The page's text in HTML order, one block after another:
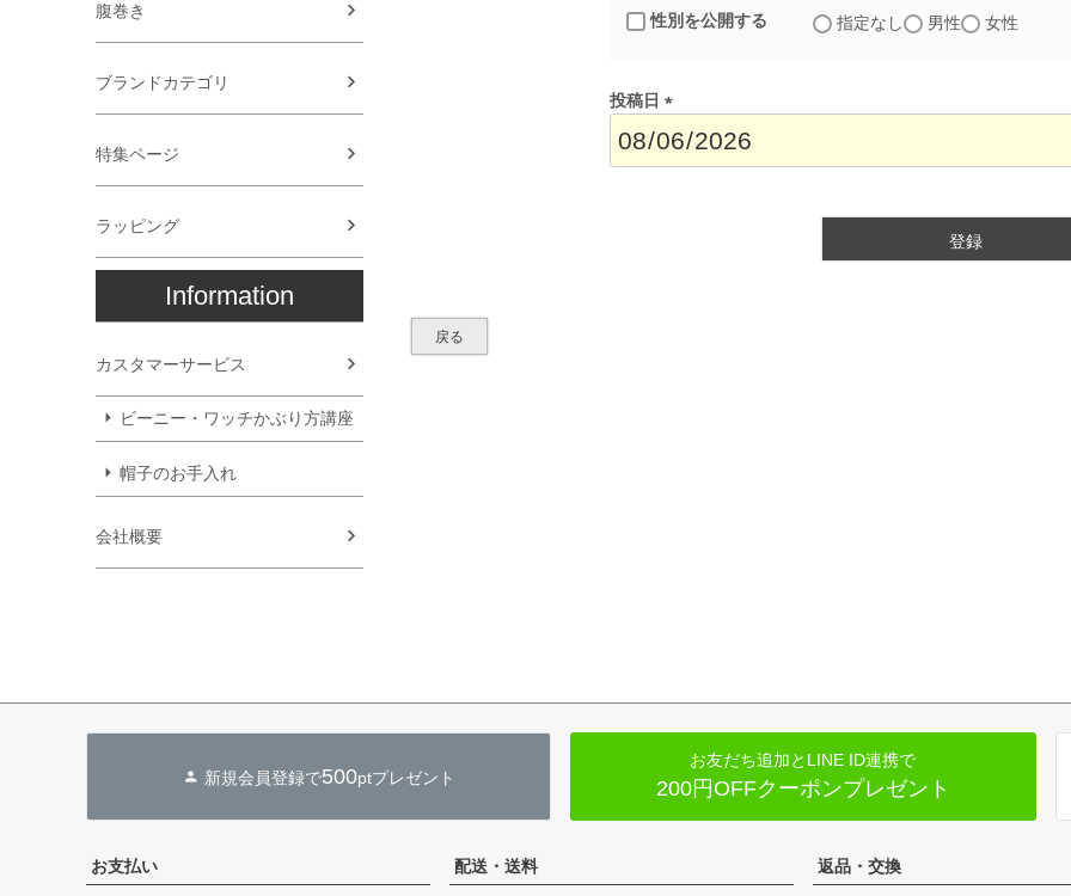
腹巻き
ブランドカテゴリ
特集ページ
ラッピング
Information
カスタマーサービス
ビーニー・ワッチかぶり方講座
帽子のお手入れ
会社概要
性別を公開する 指定なし 男性 女性
投稿日
(
登録
戻る
新規会員登録で500ptプレゼント
お友だち追加とLINE ID連携で
200円OFFクーポンプレゼント
お支払い 配送・送料 返品・交換